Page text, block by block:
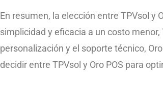
En resumen, la elección entre TPVsol y
simplicidad y eficacia a un costo
personalización y el soporte técnico,
decidir entre TPVsol y Oro POS para